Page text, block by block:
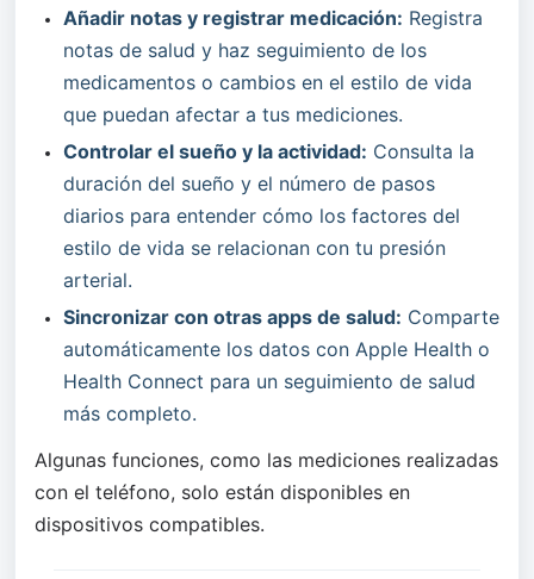
Añadir notas y registrar medicación: Registra
notas de salud y haz seguimiento de los
medicamentos o cambios en el estilo de vida
que puedan afectar a tus mediciones.
Controlar el sueño y la actividad: Consulta la
duración del sueño y el número de pasos
diarios para entender cómo los factores del
estilo de vida se relacionan con tu presión
arterial.
Sincronizar con otras apps de salud: Comparte
automáticamente los datos con Apple Health o
Health Connect para un seguimiento de salud
más completo.
Algunas funciones, como las mediciones realizadas
con el teléfono, solo están disponibles en
dispositivos compatibles.